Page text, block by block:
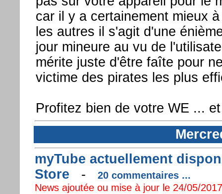
car il y a certainement mieux
les autres il s'agit d'une
jour mineure au vu de
mérite juste d'être faîte pour
victime des pirates les plus
Profitez bien de votre WE ...
myTube actuellement
Store -
20 commentaires ...
News ajoutée ou mise à jour le 24/05/